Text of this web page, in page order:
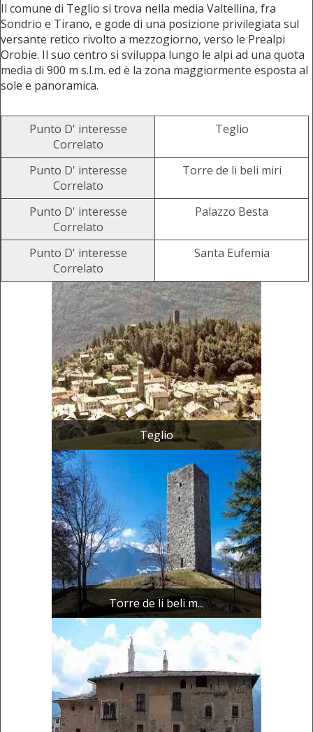
Il comune di Teglio si trova nella media Valtellina, fra
Sondrio e Tirano, e gode di una posizione privilegiata sul
versante retico rivolto a mezzogiorno, verso le Prealpi
Orobie. Il suo centro si sviluppa lungo le alpi ad una quota
media di 900 m s.l.m. ed è la zona maggiormente esposta al
sole e panoramica.
Punto D' interesse
Correlato
Teglio
Punto D' interesse
Correlato
Torre de li beli miri
Punto D' interesse
Correlato
Palazzo Besta
Punto D' interesse
Correlato
Santa Eufemia
Teglio
Torre de li beli m...